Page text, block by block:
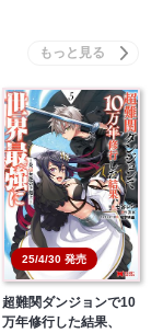
25/4/30 発売
超難関ダンジョンで10
万年修行した結果、